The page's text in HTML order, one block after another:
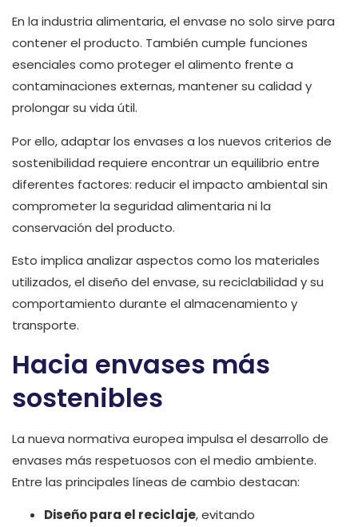
En la industria alimentaria, el envase no solo sirve para
contener el producto. También cumple funciones
esenciales como proteger el alimento frente a
contaminaciones externas, mantener su calidad y
prolongar su vida útil.
Por ello, adaptar los envases a los nuevos criterios de
sostenibilidad requiere encontrar un equilibrio entre
diferentes factores: reducir el impacto ambiental sin
comprometer la seguridad alimentaria ni la
conservación del producto.
Esto implica analizar aspectos como los materiales
utilizados, el diseño del envase, su reciclabilidad y su
comportamiento durante el almacenamiento y
transporte.
Hacia envases más
sostenibles
La nueva normativa europea impulsa el desarrollo de
envases más respetuosos con el medio ambiente.
Entre las principales líneas de cambio destacan:
Diseño para el reciclaje, evitando